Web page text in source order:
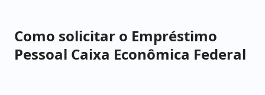
Como solicitar o Empréstimo
Pessoal Caixa Econômica Federal